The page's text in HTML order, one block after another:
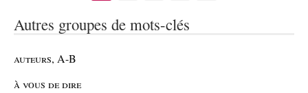
Autres groupes de mots-clés
auteurs, A-B
à vous de dire